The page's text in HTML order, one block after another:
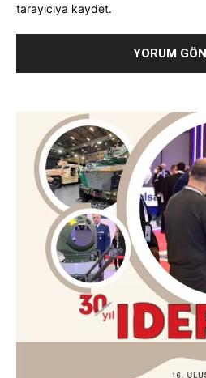
tarayıcıya kaydet.